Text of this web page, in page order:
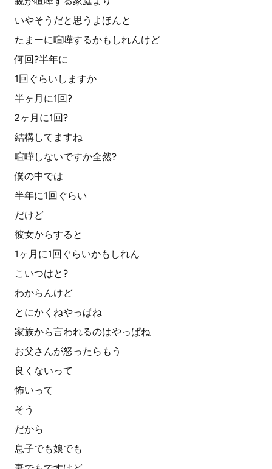
いやそうだと思うよほんと
たまーに喧嘩するかもしれんけど
何回?半年に
1回ぐらいしますか
半ヶ月に1回?
2ヶ月に1回?
結構してますね
喧嘩しないですか全然?
僕の中では
半年に1回ぐらい
だけど
彼女からすると
1ヶ月に1回ぐらいかもしれん
こいつはと?
わからんけど
とにかくねやっぱね
家族から言われるのはやっぱね
お父さんが怒ったらもう
良くないって
怖いって
そう
だから
息子でも娘でも